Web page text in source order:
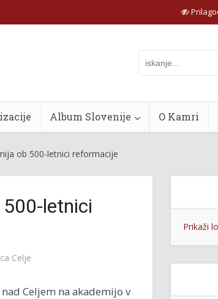
Album Slovenije O Kamri
ob 500-letnici reformacije
letnici
Celje
Celjem na akademijo v
Prikaži